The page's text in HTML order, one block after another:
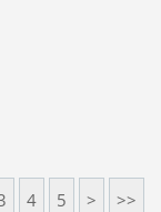
4 5 > >>